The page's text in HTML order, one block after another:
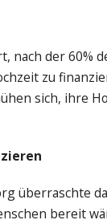
nach der 60%
zu
sich, ihre
überraschte
bereit